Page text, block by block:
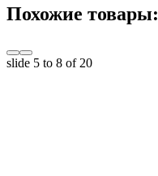
Похожие товары:
slide 5 to 8 of 20